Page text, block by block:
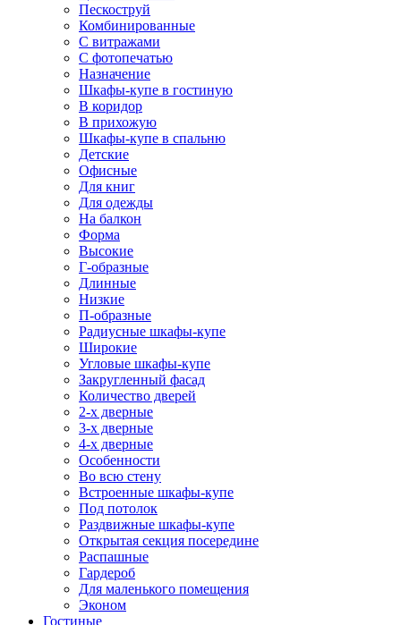
Пескоструй
Комбинированные
С витражами
С фотопечатью
Назначение
Шкафы-купе в гостиную
В коридор
В прихожую
Шкафы-купе в спальню
Детские
Офисные
Для книг
Для одежды
На балкон
Форма
Высокие
Г-образные
Длинные
Низкие
П-образные
Радиусные шкафы-купе
Широкие
Угловые шкафы-купе
Закругленный фасад
Количество дверей
2-х дверные
3-х дверные
4-х дверные
Особенности
Во всю стену
Встроенные шкафы-купе
Под потолок
Раздвижные шкафы-купе
Открытая секция посередине
Распашные
Гардероб
Для маленького помещения
Эконом
Гостиные